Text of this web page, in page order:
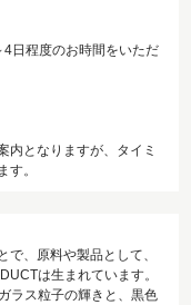
日程度のお時間をいただ
内となりますが、タイミ
す。
、原料や製品として、
は生まれています。
ラス粒子の輝きと、黒色